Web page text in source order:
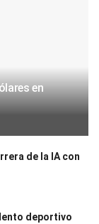
en
de la IA con
deportivo